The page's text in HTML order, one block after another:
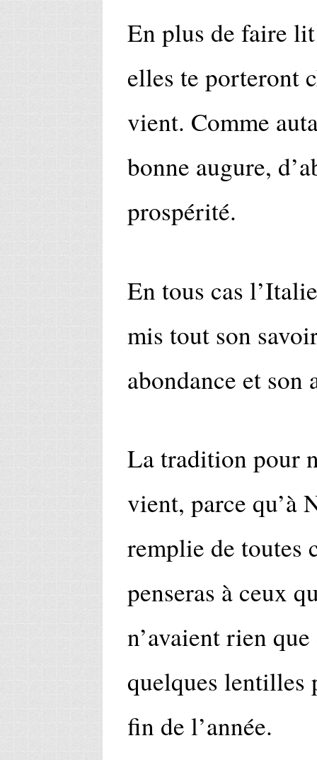
En plus de faire
elles te porteront
vient. Comme
bonne augure,
prospérité.
En tous cas
mis tout son
abondance et son
La tradition pour
vient, parce qu’à
remplie de toutes
penseras à ceux
n’avaient rien
quelques lentilles
fin de l’année.